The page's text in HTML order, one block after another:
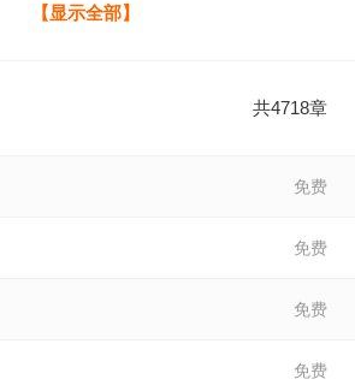
阅读、逍遥战神免费阅读
读目录
、
逍遥战
【显示全部】
共4718章